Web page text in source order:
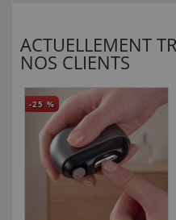
ACTUELLEMENT
NOS CLIENTS
-25 %